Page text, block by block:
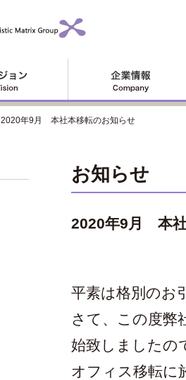
2020年9月 本社本移転のお知らせ
お知らせ
2020年9月 本
平素は格別のお
さて、この度弊
始致しましたの
オフィス移転に